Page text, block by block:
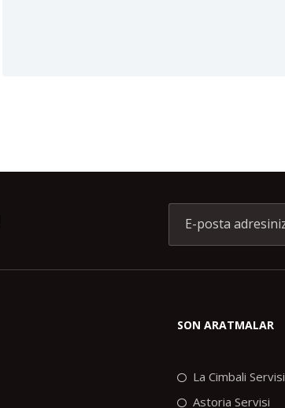
SON ARATMALAR
La Cimbali Servisi
Astoria Servisi